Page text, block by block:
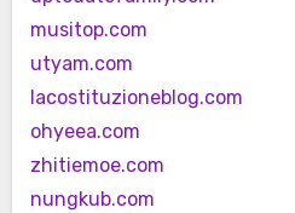
musitop.com
utyam.com
lacostituzioneblog.com
ohyeea.com
zhitiemoe.com
nungkub.com